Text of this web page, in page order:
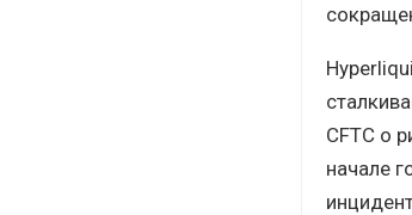
CFTC о
начале